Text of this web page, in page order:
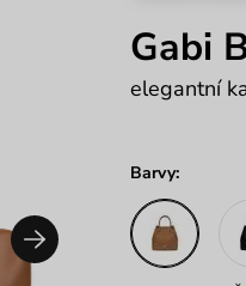
Gabi
elegantní
Barvy: